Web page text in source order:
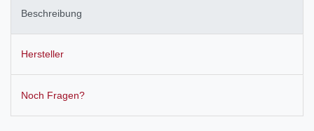
Beschreibung
Hersteller
Noch Fragen?